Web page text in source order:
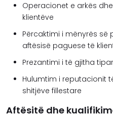
Operacionet e arkës
klientëve
Përcaktimi i mënyrës
aftësisë paguese të
Prezantimi i të gjitha
Hulumtim i reputacionit
shitjëve fillestare
Aftësitë dhe